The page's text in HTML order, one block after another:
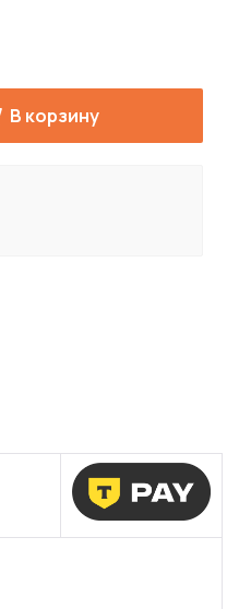
В корзину